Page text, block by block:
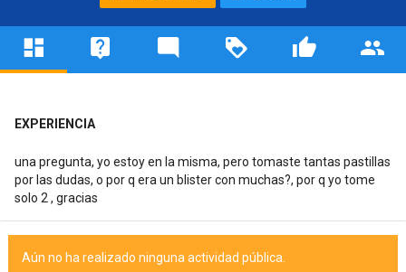
EXPERIENCIA
una pregunta, yo estoy en la misma, pero tomaste tantas pastillas
por las dudas, o por q era un blister con muchas?, por q yo tome
solo 2 , gracias
Aún no ha realizado ninguna actividad pública.